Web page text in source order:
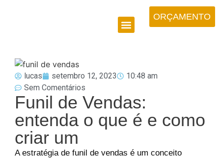
ORÇAMENTO
lucas setembro 12, 2023
10:48 am
Sem Comentários
Funil de Vendas:
entenda o que é e como
criar um
A estratégia de funil de vendas é um conceito